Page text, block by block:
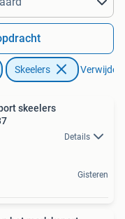
Skeelers Verwijder
skeelers
Details
Gisteren